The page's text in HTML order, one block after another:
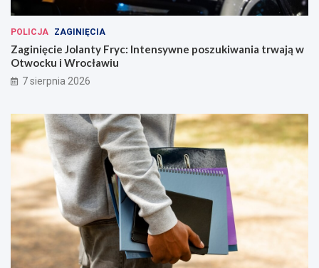
POLICJA ZAGINIĘCIA
Zaginięcie Jolanty Fryc: Intensywne poszukiwania trwają w
Otwocku i Wrocławiu
7 sierpnia 2026